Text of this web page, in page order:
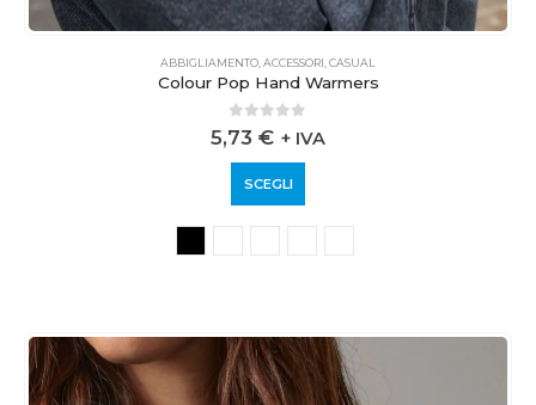
ABBIGLIAMENTO ACCESSORI CASUAL
Colour Pop Hand Warmers
0out of 5
5,73 € + IVA
SCEGLI